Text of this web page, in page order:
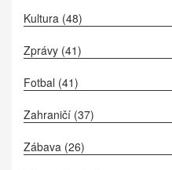
Kultura (48)
Zprávy (41)
Fotbal (41)
Zahraničí (37)
Zábava (26)